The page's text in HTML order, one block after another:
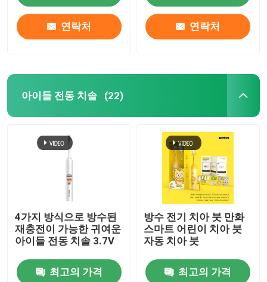
연락처 연락처
아이들 전동 치솔 (22)
4가지 방식으로 방수된
재충전이 가능한 귀여운
아이들 전동 치솔 3.7V
최고의 가격
방수 전기 치아 붓 만화
스마트 어린이 치아 붓
자동 치아 붓
최고의 가격